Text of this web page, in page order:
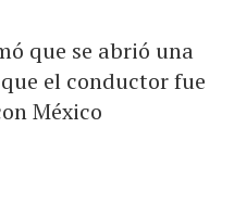
que se abrió una
el conductor fue
México